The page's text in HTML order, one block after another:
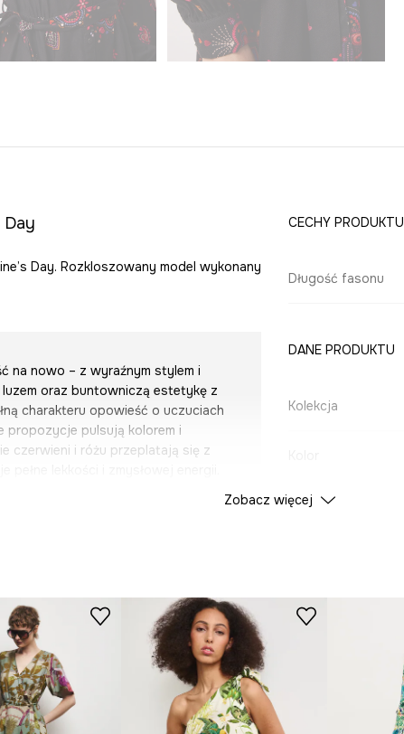
Day
Day. Rozkloszowany model wykonany
na nowo – z wyraźnym stylem i
oraz buntowniczą estetykę z
charakteru opowieść o uczuciach
propozycje pulsują kolorem i
czerwieni i różu przeplatają się z
że miłość nie ma jednej
zbuntowana albo
CECHY PRODUKTU
Długość fasonu
DANE PRODUKTU
Kolekcja
ID Produktu
Zobacz więcej